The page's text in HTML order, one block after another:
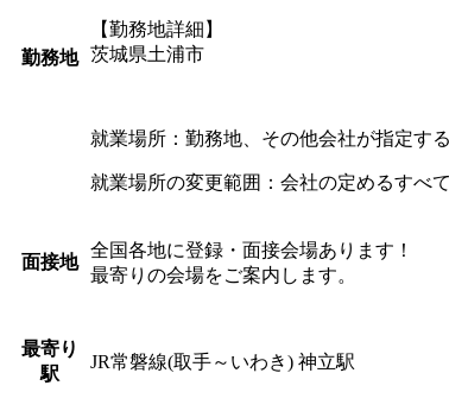
勤務地
【勤務地詳細】
茨城県土浦市
就業場所：勤務地、その他会社が指定す
就業場所の変更範囲：会社の定めるすべ
面接地
全国各地に登録・面接会場あります！
最寄りの会場をご案内します。
最寄り
駅
JR常磐線(取手～いわき) 神立駅